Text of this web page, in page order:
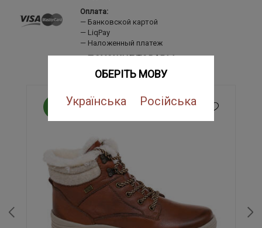
ОБЕРІТЬ МОВУ
Українська Російська
Оплата:
Банковской картой
LiqPay
Наложенный платеж
ПОХОЖИЕ ТОВАРЫ